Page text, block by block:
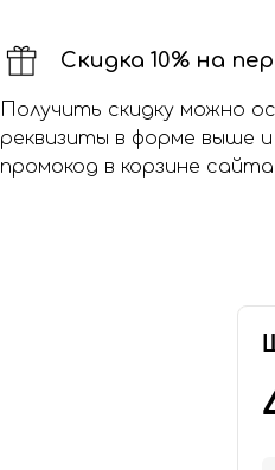
Скидка 10% на
Получить скидку можно
реквизиты в форме выше и
промокод в корзине